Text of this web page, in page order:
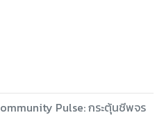
Pulse: กระตุ้นชีพจร